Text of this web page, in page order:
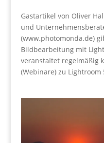
Gastartikel von Oliver
und
(www.photomonda.de)
Bildbearbeitung mit
veranstaltet regelmäßig
(Webinare) zu Lightroom